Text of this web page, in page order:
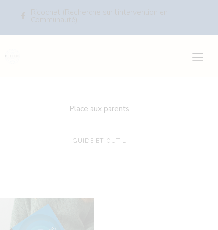
Place aux parents
GUIDE ET OUTIL